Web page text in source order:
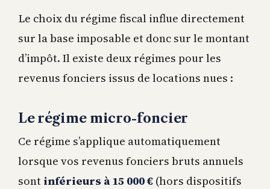
Le choix du régime fiscal influe directement
sur la base imposable et donc sur le montant
d’impôt. Il existe deux régimes pour les
revenus fonciers issus de locations nues :
Le régime micro-foncier
Ce régime s’applique automatiquement
lorsque vos revenus fonciers bruts annuels
sont inférieurs à 15 000 €(hors dispositifs